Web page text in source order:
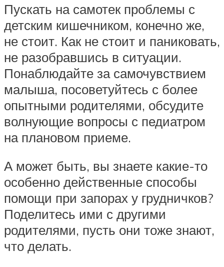
Пускать на самотек проблемы с
детским кишечником, конечно же,
не стоит. Как не стоит и паниковать,
не разобравшись в ситуации.
Понаблюдайте за самочувствием
малыша, посоветуйтесь с более
опытными родителями, обсудите
волнующие вопросы с педиатром
на плановом приеме.
А может быть, вы знаете какие-то
особенно действенные способы
помощи при запорах у грудничков?
Поделитесь ими с другими
родителями, пусть они тоже знают,
что делать.